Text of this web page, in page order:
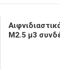
M2.5 μ3